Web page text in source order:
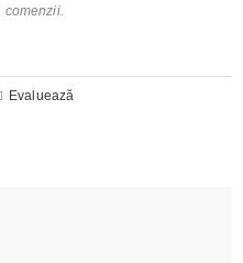
comenzii.
Evaluează